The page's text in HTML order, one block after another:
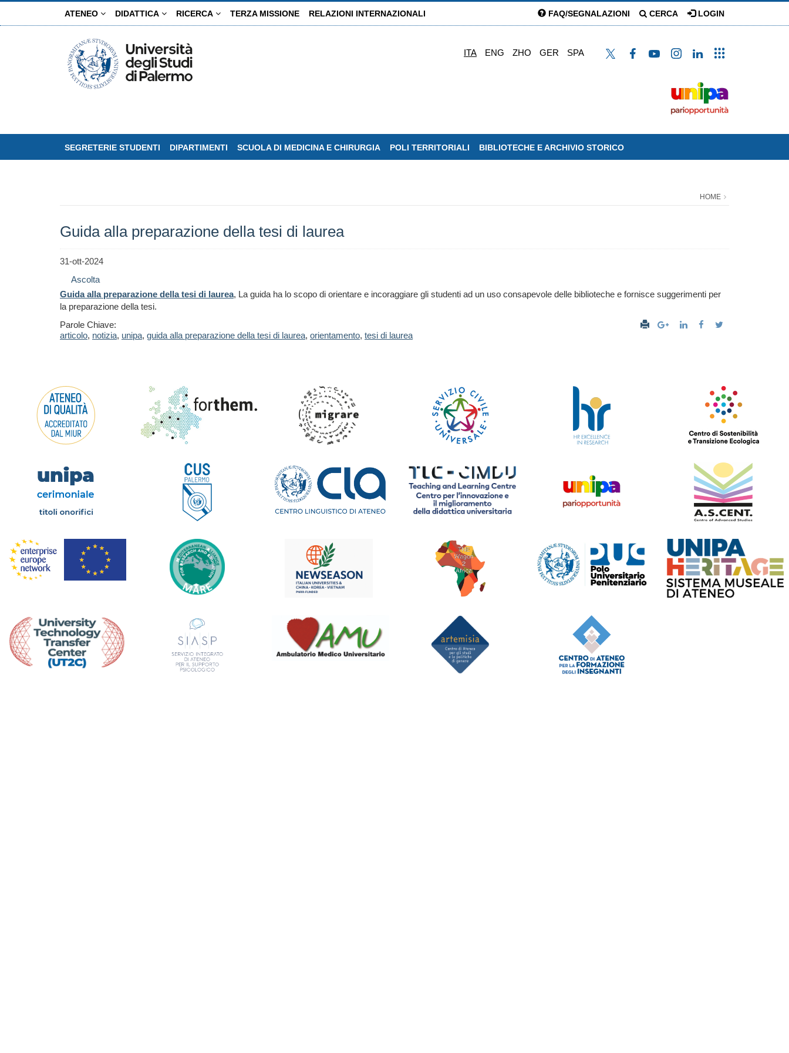
ATENEO DIDATTICA RICERCA TERZA MISSIONE RELAZIONI INTERNAZIONALI FAQ/SEGNALAZIONI CERCA LOGIN
ITA ENG ZHO GER SPA
SEGRETERIE STUDENTI DIPARTIMENTI SCUOLA DI MEDICINA E CHIRURGIA POLI TERRITORIALI BIBLIOTECHE E ARCHIVIO STORICO
HOME
Guida alla preparazione della tesi di laurea
31-ott-2024
Ascolta
Guida alla preparazione della tesi di laurea, La guida ha lo scopo di orientare e incoraggiare gli studenti ad un uso consapevole delle biblioteche e fornisce suggerimenti per
la preparazione della tesi.
Parole Chiave:
articolo, notizia, unipa, guida alla preparazione della tesi di laurea, orientamento, tesi di laurea